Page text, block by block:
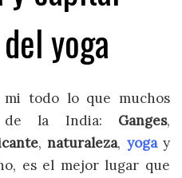
yoga
mi todo lo que muchos
de la India: Ganges,
, naturaleza, yogay
es el mejor lugar que